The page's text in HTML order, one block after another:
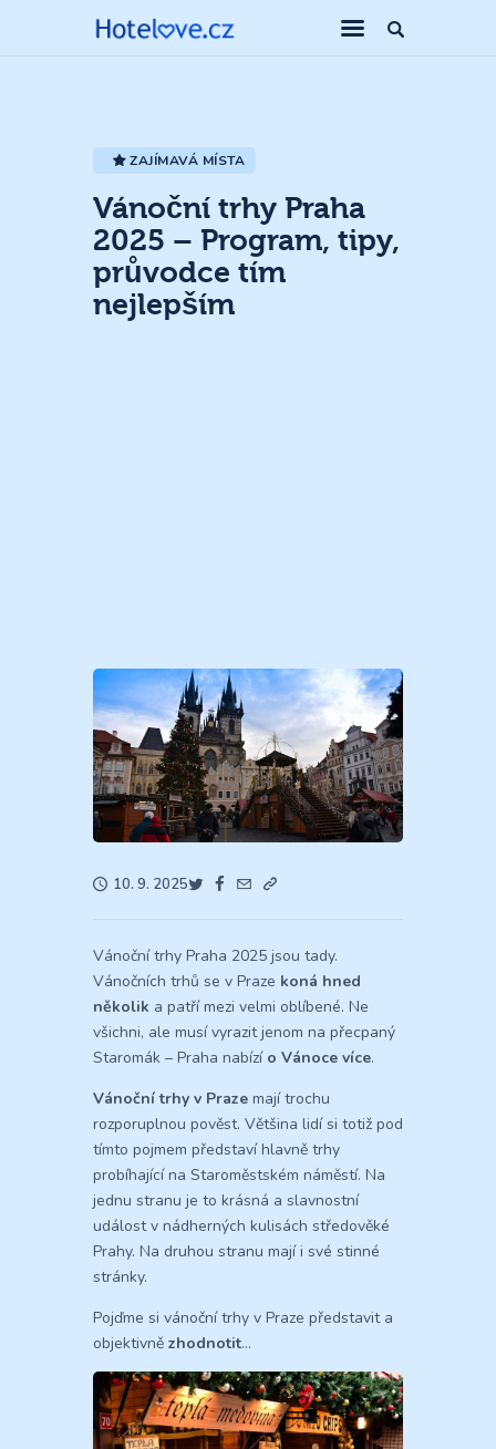
ZAJÍMAVÁ MÍSTA
Vánoční trhy Praha
2025 – Program, tipy,
průvodce tím
nejlepším
10. 9. 2025
Vánoční trhy Praha 2025 jsou tady.
Vánočních trhů se v Praze koná hned
několik a patří mezi velmi oblíbené. Ne
všichni, ale musí vyrazit jenom na přecpaný
Staromák – Praha nabízí o Vánoce více.
Vánoční trhy v Praze mají trochu
rozporuplnou pověst. Většina lidí si totiž pod
tímto pojmem představí hlavně trhy
probíhající na Staroměstském náměstí. Na
jednu stranu je to krásná a slavnostní
událost v nádherných kulisách středověké
Prahy. Na druhou stranu mají i své stinné
stránky.
Pojďme si vánoční trhy v Praze představit a
objektivně zhodnotit…